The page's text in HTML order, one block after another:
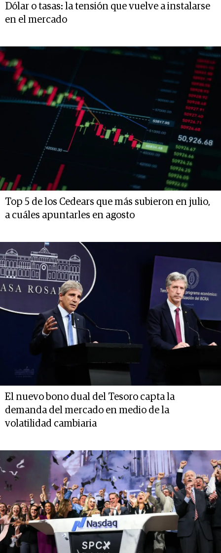
Dólar o tasas: la tensión que vuelve a instalarse
en el mercado
Top 5 de los Cedears que más subieron en julio,
a cuáles apuntarles en agosto
El nuevo bono dual del Tesoro capta la
demanda del mercado en medio de la
volatilidad cambiaria